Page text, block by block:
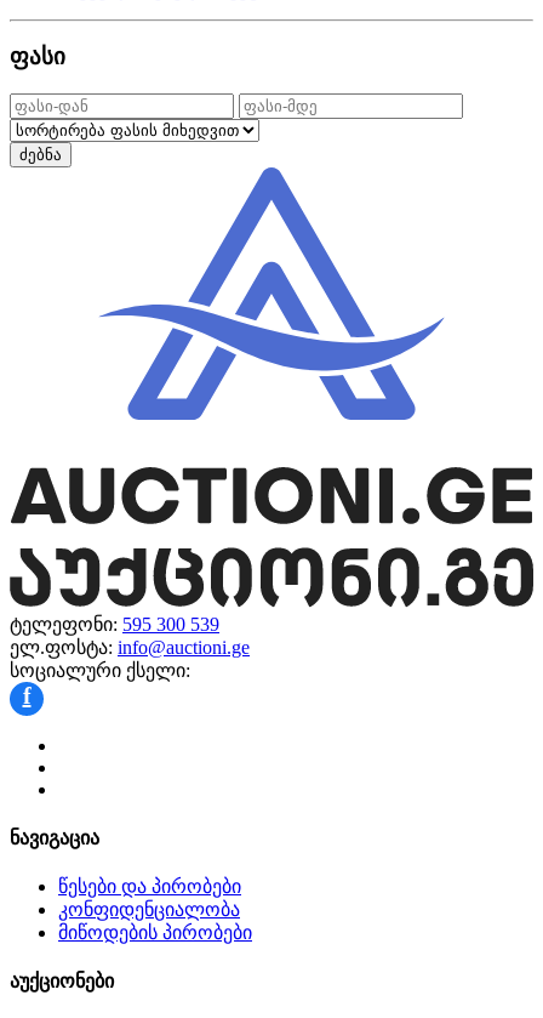
ფასი
ძებნა
ტელეფონი: 595 300 539
ელ.ფოსტა: info@auctioni.ge
სოციალური ქსელი:
f
ნავიგაცია
წესები და პირობები
კონფიდენციალობა
მიწოდების პირობები
აუქციონები